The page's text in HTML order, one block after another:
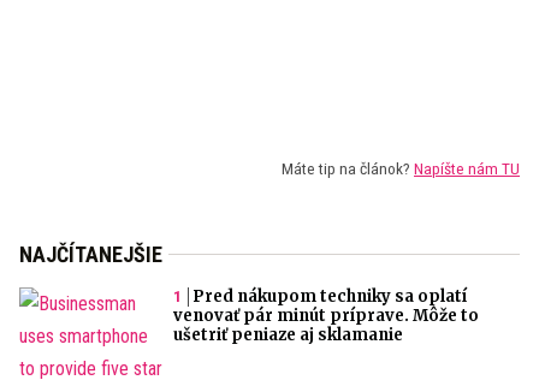
Máte tip na článok? Napíšte nám TU
NAJČÍTANEJŠIE
Pred nákupom techniky sa oplatí
venovať pár minút príprave. Môže to
ušetriť peniaze aj sklamanie